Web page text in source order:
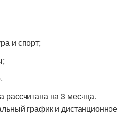
и спорт;
рассчитана на 3 месяца.
график и дистанционное